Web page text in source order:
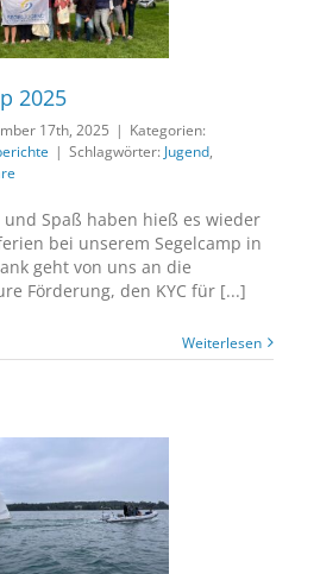
2025
17th, 2025 | Kategorien:
| Schlagwörter: Jugend,
und Spaß haben hieß es wieder
bei unserem Segelcamp in
geht von uns an die
Förderung, den KYC für [...]
Weiterlesen